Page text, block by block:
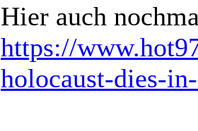
Hier auch
https://
holocaust-dies-